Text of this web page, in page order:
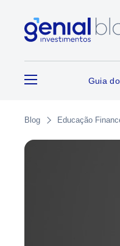
Guia
Blog Educação